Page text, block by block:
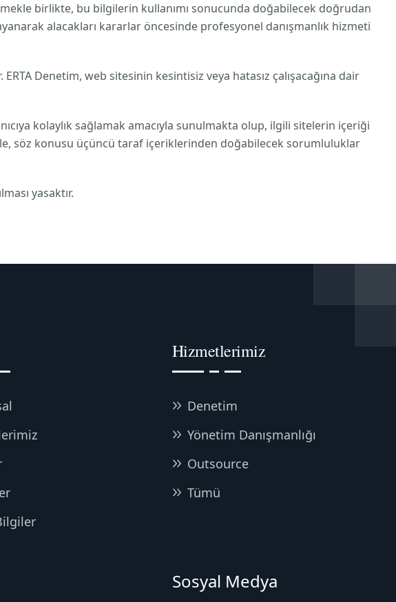
birlikte, bu bilgilerin kullanımı sonucunda doğabilecek doğrudan
alacakları kararlar öncesinde profesyonel danışmanlık hizmeti
Denetim, web sitesinin kesintisiz veya hatasız çalışacağına dair
kolaylık sağlamak amacıyla sunulmakta olup, ilgili sitelerin içeriği
söz konusu üçüncü taraf içeriklerinden doğabilecek sorumluluklar
yasaktır.
Hizmetlerimiz
Denetim
Yönetim Danışmanlığı
Outsource
Tümü
Sosyal Medya